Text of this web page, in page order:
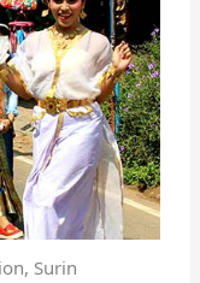
Surin